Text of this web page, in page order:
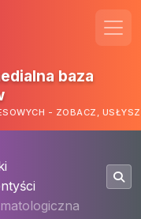
baza
- ZOBACZ,